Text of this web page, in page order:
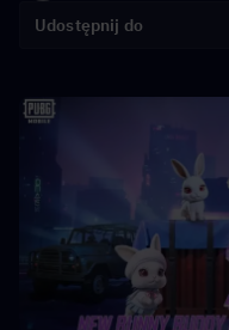
Udostępnij do